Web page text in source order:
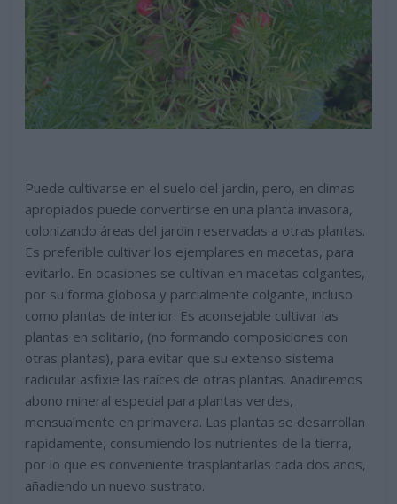
Puede cultivarse en el suelo del jardin, pero, en climas
apropiados puede convertirse en una planta invasora,
colonizando áreas del jardin reservadas a otras plantas.
Es preferible cultivar los ejemplares en macetas, para
evitarlo. En ocasiones se cultivan en macetas colgantes,
por su forma globosa y parcialmente colgante, incluso
como plantas de interior. Es aconsejable cultivar las
plantas en solitario, (no formando composiciones con
otras plantas), para evitar que su extenso sistema
radicular asfixie las raíces de otras plantas. Añadiremos
abono mineral especial para plantas verdes,
mensualmente en primavera. Las plantas se desarrollan
rapidamente, consumiendo los nutrientes de la tierra,
por lo que es conveniente trasplantarlas cada dos años,
añadiendo un nuevo sustrato.